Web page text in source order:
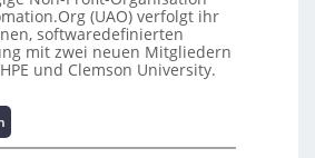
m
m
n
i
s
e
s
0
A
(UAO) verfolgt ihr
softwaredefinierten
mit zwei neuen Mitgliedern
und Clemson University.
:
U